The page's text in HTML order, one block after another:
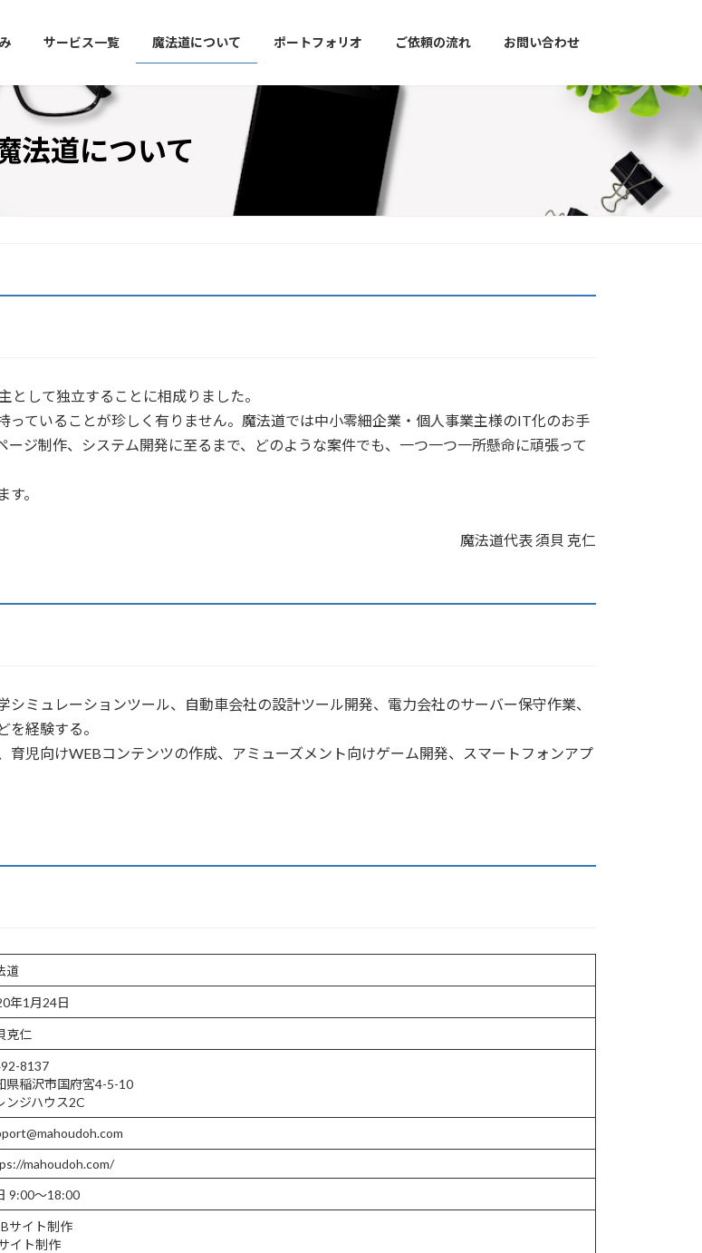
サービス一覧 魔法道について ポートフォリオ ご依頼の流れ お問い合わせ
法道について
して独立することに相成りました。
ていることが珍しく有りません。魔法道では中小零細企業・個人事業主様のIT化のお手
ジ制作、システム開発に至るまで、どのような案件でも、一つ一つ一所懸命に頑張って
。
魔法道代表 須貝 克仁
ミュレーションツール、自動車会社の設計ツール開発、電力会社のサーバー保守作業、
経験する。
児向けWEBコンテンツの作成、アミューズメント向けゲーム開発、スマートフォンアプ
道
年1月24日
克仁
8137
県稲沢市国府宮4-5-10
ンジハウス2C
mahoudoh.com/
9:00～18:00
サイト制作
イト制作